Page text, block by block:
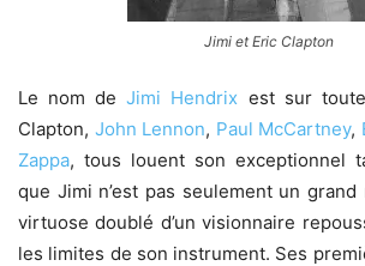
Jimi et Eric Clapton
Le nom deJimi Hendrix est sur
Clapton, John Lennon, Paul McCartney,
Zappa, tous louent son exceptionnel
que Jimi n’est pas seulement un grand
virtuose doublé d’un visionnaire
les limites de son instrument. Ses